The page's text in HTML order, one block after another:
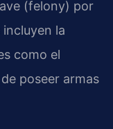
(felony) por
la
como el
poseer armas